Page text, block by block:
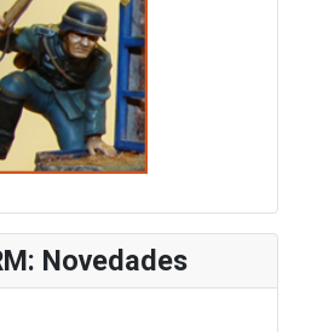
Novedades